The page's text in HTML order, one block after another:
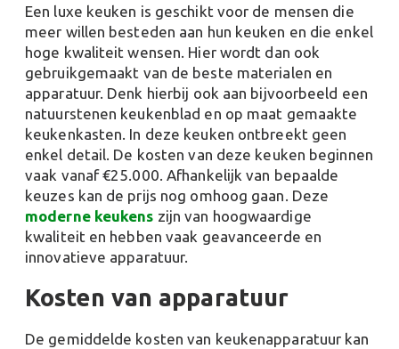
Een luxe keuken is geschikt voor de mensen die
meer willen besteden aan hun keuken en die enkel
hoge kwaliteit wensen. Hier wordt dan ook
gebruikgemaakt van de beste materialen en
apparatuur. Denk hierbij ook aan bijvoorbeeld een
natuurstenen keukenblad en op maat gemaakte
keukenkasten. In deze keuken ontbreekt geen
enkel detail. De kosten van deze keuken beginnen
vaak vanaf €25.000. Afhankelijk van bepaalde
keuzes kan de prijs nog omhoog gaan. Deze
moderne keukens zijn van hoogwaardige
kwaliteit en hebben vaak geavanceerde en
innovatieve apparatuur.
Kosten van apparatuur
De gemiddelde kosten van keukenapparatuur kan